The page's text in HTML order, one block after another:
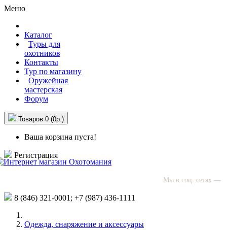
Меню
Каталог
Туры для
охотников
Контакты
Тур по магазину
Оружейная
мастерская
Форум
Товаров 0 (0р.)
Ваша корзина пуста!
Регистрация
Мы в соц. сетях —
8 (846) 321-0001; +7 (987) 436-1111
Одежда, снаряжение и аксессуары